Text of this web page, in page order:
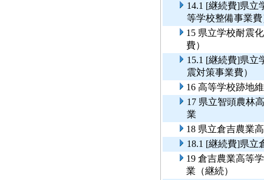
14.1 [継続費]県立
等学校整備事業
15 県立学校耐震
費）
15.1 [継続費]県立
震対策事業費）
16 高等学校跡地
17 県立智頭農林
業
18 県立倉吉農業
18.1 [継続費]県立
19 倉吉農業高等
業（継続）